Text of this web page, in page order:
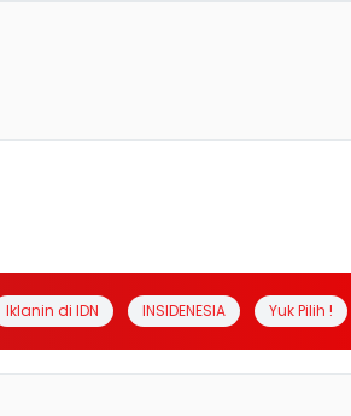
Iklanin di IDN INSIDENESIA Yuk Pilih !